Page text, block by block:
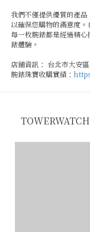
我們不僅提供優質的產品
以確保您購物的滿意度
每一枚腕錶都是經過精
錶體驗。
店鋪資訊： 台北市大安
腕錶珠寶收購實績：